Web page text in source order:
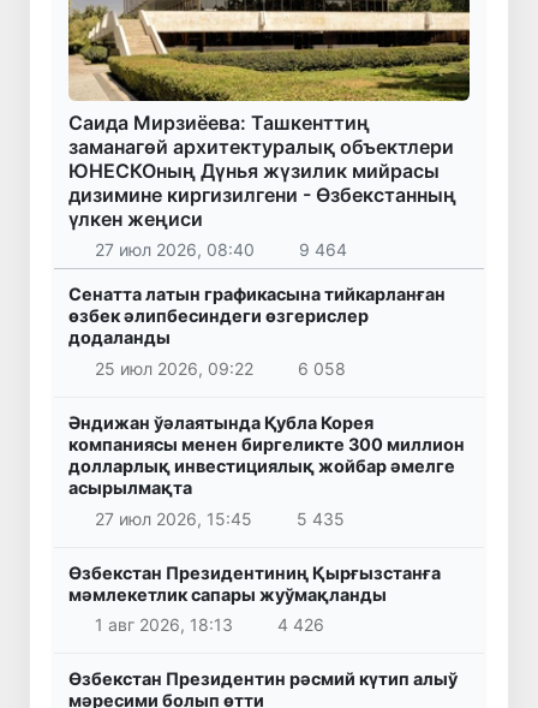
Саида Мирзиёева: Ташкенттиң
заманагөй архитектуралық объектлери
ЮНЕСКОның Дүнья жүзилик мийрасы
дизимине киргизилгени - Өзбекстанның
үлкен жеңиси
27 июл 2026, 08:40 9 464
Сенатта латын графикасына тийкарланған
өзбек әлипбесиндеги өзгерислер
додаланды
25 июл 2026, 09:22
6 058
Әндижан ўәлаятында Қубла Корея
компаниясы менен биргеликте 300 миллион
долларлық инвестициялық жойбар әмелге
асырылмақта
27 июл 2026, 15:45
5 435
Өзбекстан Президентиниң Қырғызстанға
мәмлекетлик сапары жуўмақланды
1 авг 2026, 18:13
4 426
Өзбекстан Президентин рәсмий күтип алыў
мәресими болып өтти